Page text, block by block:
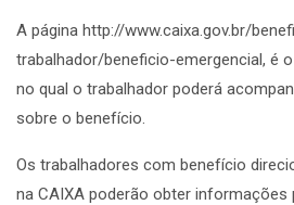
A página http://www.caixa.gov.br/
trabalhador/beneficio-emergencial, é
no qual o trabalhador poderá
sobre o benefício.
Os trabalhadores com benefício
na CAIXA poderão obter informações